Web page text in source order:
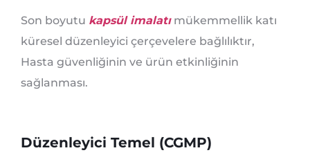
Son boyutu kapsül imalatımükemmellik katı
küresel düzenleyici çerçevelere bağlılıktır,
Hasta güvenliğinin ve ürün etkinliğinin
sağlanması.
Düzenleyici Temel (CGMP)